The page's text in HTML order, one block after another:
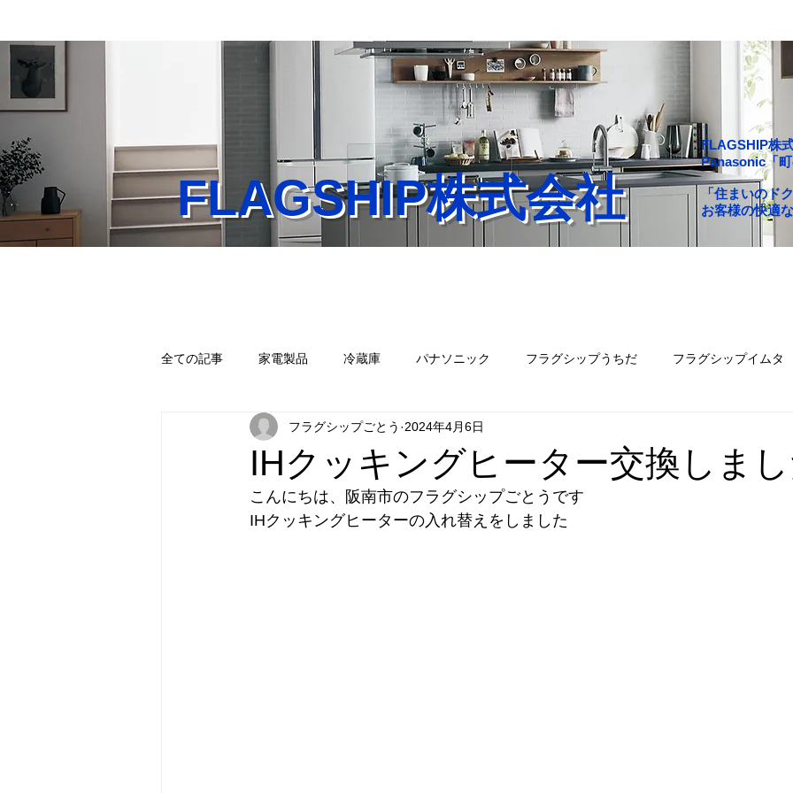
FLAGSHIP株式会社
FLAGSHIP株
Panasonic「
「住まいのド
お客様の快適
全ての記事 家電製品 冷蔵庫 パナソニック フラグシップうちだ フラグシップイムタ
フラグシップキョウエイ フラグシップいちはし
パナソニック補聴器 炊飯器 エコキュート セール
IHクッキングヒーター交換しまし
フラグシップごとう 2024年4月6日
こんにちは、阪南市のフラグシップごとうです
IHクッキングヒーターの入れ替えをしました